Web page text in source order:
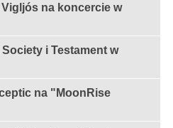
na koncercie w
i Testament w
na "MoonRise